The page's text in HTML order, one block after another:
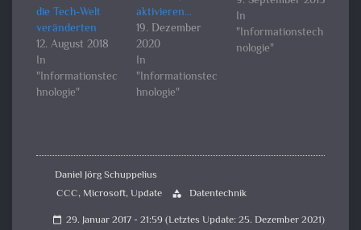
die Tech-Welt
veränderten
12. August 2018
In
"Informationstec
hnologie"
aktivieren…
19. Dezember
2020
In
"Informationstec
hnologie"
In
"Informationstech
nologie"
Daniel Jörg Schuppelius
CCC, Microsoft,Update category Datentechnik
calendar_today 29. Januar 2017 - 21:59 (Letztes Update: 25. Dezember 2021)